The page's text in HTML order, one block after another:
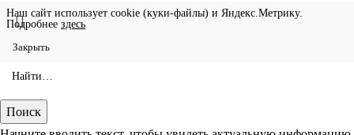
Поиск
Наш сайт использует cookie (куки-файлы) и Яндекс.Метрику.
Подробнее здесь
Закрыть